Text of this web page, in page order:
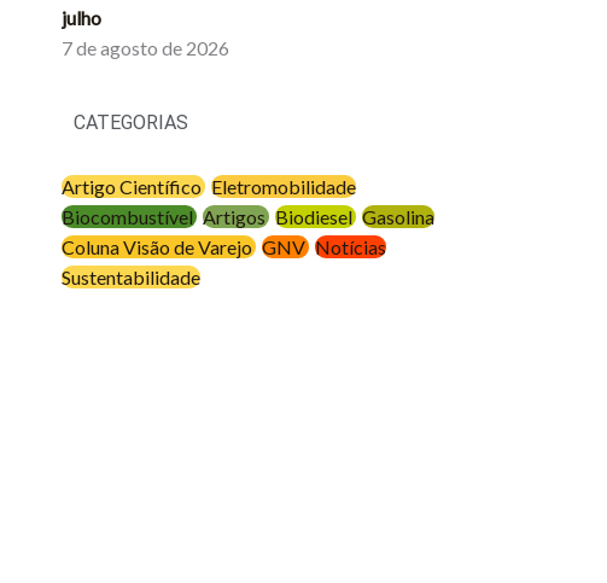
julho
7 de agosto de 2026
CATEGORIAS
Artigo Científico Eletromobilidade
Biocombustível Artigos Biodiesel Gasolina
Coluna Visão de Varejo GNV Notícias
Sustentabilidade